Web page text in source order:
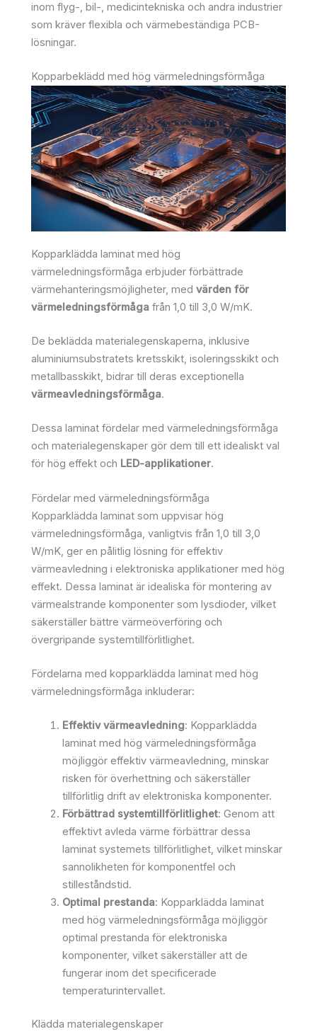
inom flyg-, bil-, medicintekniska och andra industrier
som kräver flexibla och värmebeständiga PCB-
lösningar.
Kopparbeklädd med hög värmeledningsförmåga
Kopparklädda laminat med hög
värmeledningsförmåga erbjuder förbättrade
värmehanteringsmöjligheter, med värden för
värmeledningsförmåga från 1,0 till 3,0 W/mK.
De beklädda materialegenskaperna, inklusive
aluminiumsubstratets kretsskikt, isoleringsskikt och
metallbasskikt, bidrar till deras exceptionella
värmeavledningsförmåga.
Dessa laminat fördelar med värmeledningsförmåga
och materialegenskaper gör dem till ett idealiskt val
för hög effekt och LED-applikationer.
Fördelar med värmeledningsförmåga
Kopparklädda laminat som uppvisar hög
värmeledningsförmåga, vanligtvis från 1,0 till 3,0
W/mK, ger en pålitlig lösning för effektiv
värmeavledning i elektroniska applikationer med hög
effekt. Dessa laminat är idealiska för montering av
värmealstrande komponenter som lysdioder, vilket
säkerställer bättre värmeöverföring och
övergripande systemtillförlitlighet.
Fördelarna med kopparklädda laminat med hög
värmeledningsförmåga inkluderar:
Effektiv värmeavledning: Kopparklädda
laminat med hög värmeledningsförmåga
möjliggör effektiv värmeavledning, minskar
risken för överhettning och säkerställer
tillförlitlig drift av elektroniska komponenter.
Förbättrad systemtillförlitlighet: Genom att
effektivt avleda värme förbättrar dessa
laminat systemets tillförlitlighet, vilket minskar
sannolikheten för komponentfel och
stilleståndstid.
Optimal prestanda: Kopparklädda laminat
med hög värmeledningsförmåga möjliggör
optimal prestanda för elektroniska
komponenter, vilket säkerställer att de
fungerar inom det specificerade
temperaturintervallet.
Klädda materialegenskaper